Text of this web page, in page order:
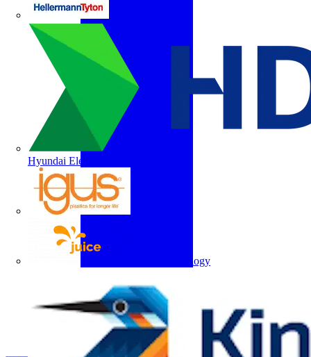
Hyundai Electric
Juice Technology